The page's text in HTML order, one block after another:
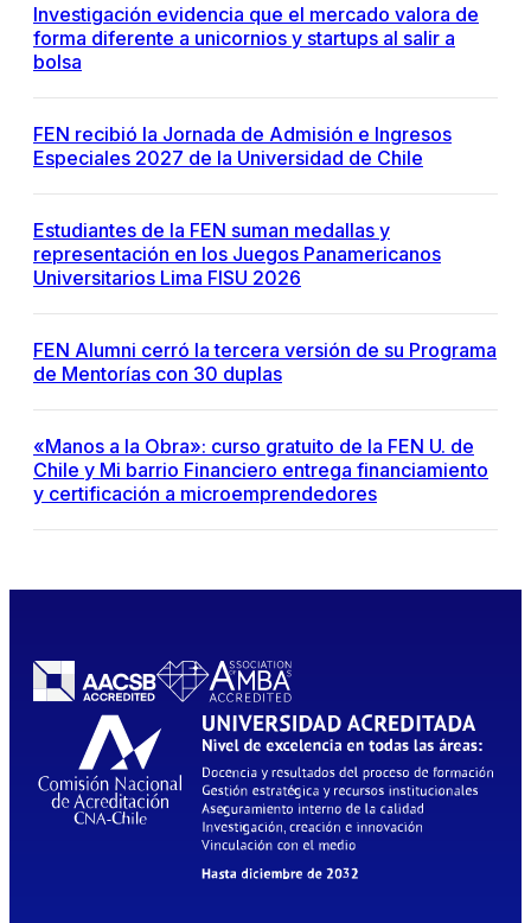
Investigación evidencia que el mercado valora de
forma diferente a unicornios y startups al salir a
bolsa
FEN recibió la Jornada de Admisión e Ingresos
Especiales 2027 de la Universidad de Chile
Estudiantes de la FEN suman medallas y
representación en los Juegos Panamericanos
Universitarios Lima FISU 2026
FEN Alumni cerró la tercera versión de su Programa
de Mentorías con 30 duplas
«Manos a la Obra»: curso gratuito de la FEN U. de
Chile y Mi barrio Financiero entrega financiamiento
y certificación a microemprendedores